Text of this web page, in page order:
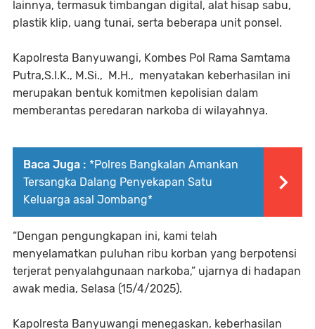
lainnya, termasuk timbangan digital, alat hisap sabu,
plastik klip, uang tunai, serta beberapa unit ponsel.
Kapolresta Banyuwangi, Kombes Pol Rama Samtama
Putra,S.I.K., M.Si., M.H., menyatakan keberhasilan ini
merupakan bentuk komitmen kepolisian dalam
memberantas peredaran narkoba di wilayahnya.
Baca Juga : *Polres Bangkalan Amankan
Tersangka Dalang Penyekapan Satu
Keluarga asal Jombang*
“Dengan pengungkapan ini, kami telah
menyelamatkan puluhan ribu korban yang berpotensi
terjerat penyalahgunaan narkoba,” ujarnya di hadapan
awak media, Selasa (15/4/2025).
Kapolresta Banyuwangi menegaskan, keberhasilan